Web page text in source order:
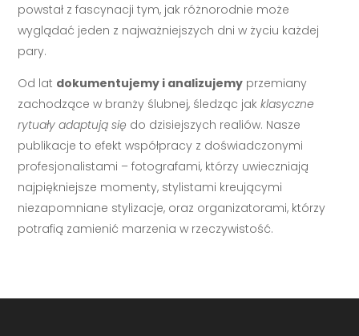
powstał z fascynacji tym, jak różnorodnie może
wyglądać jeden z najważniejszych dni w życiu każdej
pary.
Od lat dokumentujemy i analizujemy przemiany
zachodzące w branży ślubnej, śledząc jakklasyczne
rytuały adaptują się do dzisiejszych realiów. Nasze
publikacje to efekt współpracy z doświadczonymi
profesjonalistami – fotografami, którzy uwieczniają
najpiękniejsze momenty, stylistami kreującymi
niezapomniane stylizacje, oraz organizatorami, którzy
potrafią zamienić marzenia w rzeczywistość.